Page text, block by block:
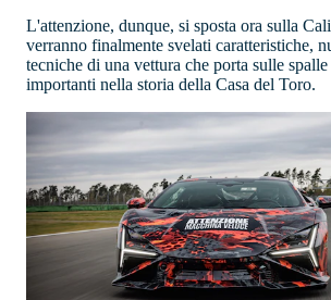
L'attenzione, dunque, si sposta ora sulla
verranno finalmente svelati caratteristiche,
tecniche di una vettura che porta sulle
importanti nella storia della Casa del Toro.